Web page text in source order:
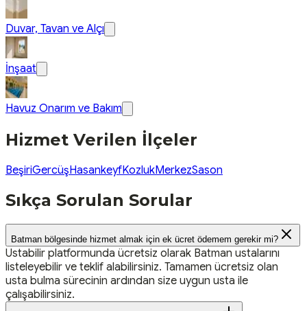
Duvar, Tavan ve Alçı
İnşaat
Havuz Onarım ve Bakım
Hizmet Verilen İlçeler
BeşiriGercüşHasankeyfKozlukMerkezSason
Sıkça Sorulan Sorular
Batman bölgesinde hizmet almak için ek ücret ödemem gerekir mi?
Ustabilir platformunda ücretsiz olarak Batman ustalarını
listeleyebilir ve teklif alabilirsiniz. Tamamen ücretsiz olan
usta bulma sürecinin ardından size uygun usta ile
çalışabilirsiniz.